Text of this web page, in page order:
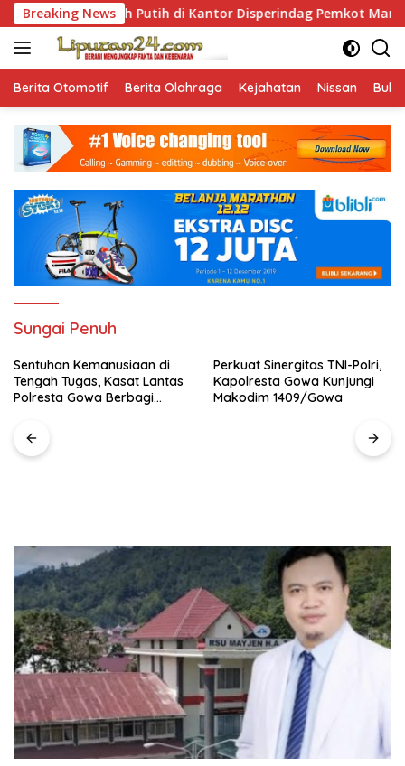
Skip
to
content
Breaking News
Merah Putih di Kantor Disperindag Pemkot Manado yang
Berita Otomotif Berita Olahraga Kejahatan Nissan
Sungai Penuh
Sentuhan Kemanusiaan di
Tengah Tugas, Kasat Lantas
Polresta Gowa Berbagi
Perkuat Sinergitas TNI-Polri,
Kapolresta Gowa Kunjungi
Makodim 1409/Gowa